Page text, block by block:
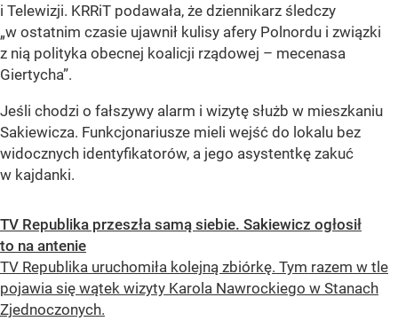
i Telewizji. KRRiT podawała, że dziennikarz śledczy
„w ostatnim czasie ujawnił kulisy afery Polnordu i związki
z nią polityka obecnej koalicji rządowej – mecenasa
Giertycha”.
Jeśli chodzi o fałszywy alarm i wizytę służb w mieszkaniu
Sakiewicza. Funkcjonariusze mieli wejść do lokalu bez
widocznych identyfikatorów, a jego asystentkę zakuć
w kajdanki.
TV Republika przeszła samą siebie. Sakiewicz ogłosił
to na antenie
TV Republika uruchomiła kolejną zbiórkę. Tym razem w tle
pojawia się wątek wizyty Karola Nawrockiego w Stanach
Zjednoczonych.